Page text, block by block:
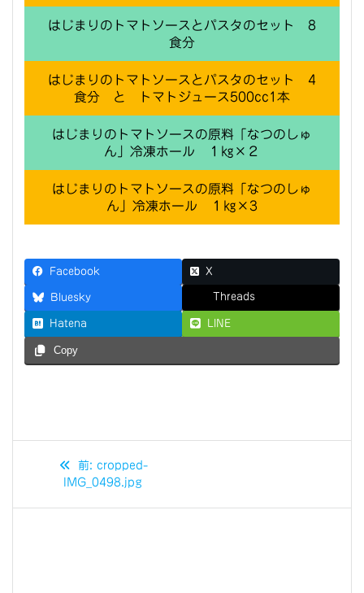
はじまりのトマトソースとパスタのセット 8
食分
はじまりのトマトソースとパスタのセット 4
食分 と トマトジュース500cc1本
はじまりのトマトソースの原料「なつのしゅ
ん」冷凍ホール １㎏×２
はじまりのトマトソースの原料「なつのしゅ
ん」冷凍ホール １㎏×3
Facebook X
Bluesky Threads
Hatena LINE
Copy
前: 過
去
cropped-
IMG_0498.jpg